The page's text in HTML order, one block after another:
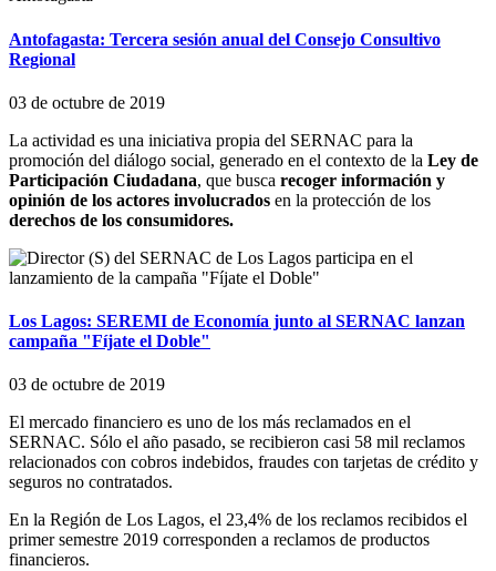
Antofagasta: Tercera sesión anual del Consejo Consultivo
Regional
03 de octubre de 2019
La actividad es una iniciativa propia del SERNAC para la
promoción del diálogo social, generado en el contexto de la Ley de
Participación Ciudadana, que busca recoger información y
opinión de los actores involucrados en la protección de los
derechos de los consumidores.
Los Lagos: SEREMI de Economía junto al SERNAC lanzan
campaña "Fíjate el Doble"
03 de octubre de 2019
El mercado financiero es uno de los más reclamados en el
SERNAC. Sólo el año pasado, se recibieron casi 58 mil reclamos
relacionados con cobros indebidos, fraudes con tarjetas de crédito y
seguros no contratados.
En la Región de Los Lagos, el 23,4% de los reclamos recibidos el
primer semestre 2019 corresponden a reclamos de productos
financieros.